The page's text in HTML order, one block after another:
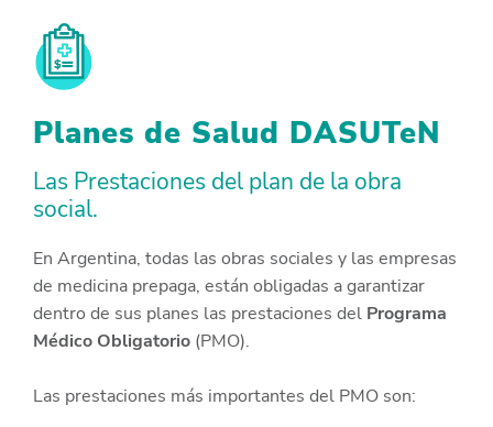
Planes de Salud DASUTeN
Las Prestaciones del plan de la obra
social.
En Argentina, todas las obras sociales y las empresas
de medicina prepaga, están obligadas a garantizar
dentro de sus planes las prestaciones del Programa
Médico Obligatorio (PMO).
Las prestaciones más importantes del PMO son: